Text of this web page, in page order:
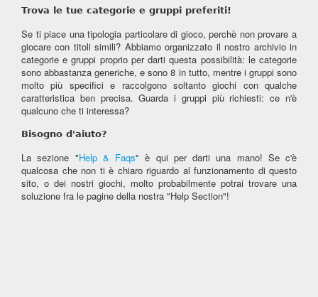
Trova le tue categorie e gruppi preferiti!
Se ti piace una tipologia particolare di gioco, perchè non provare a
giocare con titoli simili? Abbiamo organizzato il nostro archivio in
categorie e gruppi proprio per darti questa possibilità: le categorie
sono abbastanza generiche, e sono 8 in tutto, mentre i gruppi sono
molto più specifici e raccolgono soltanto giochi con qualche
caratteristica ben precisa. Guarda i gruppi più richiesti: ce n'è
qualcuno che ti interessa?
Bisogno d'aiuto?
La sezione "Help & Faqs" è qui per darti una mano! Se c'è
qualcosa che non ti è chiaro riguardo al funzionamento di questo
sito, o dei nostri giochi, molto probabilmente potrai trovare una
soluzione fra le pagine della nostra "Help Section"!